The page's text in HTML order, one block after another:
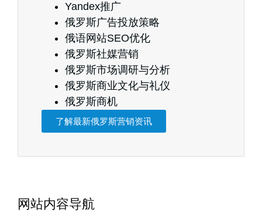
Yandex推广
俄罗斯广告投放策略
俄语网站SEO优化
俄罗斯社媒营销
俄罗斯市场调研与分析
俄罗斯商业文化与礼仪
俄罗斯商机
了解最新俄罗斯营销资讯
网站内容导航